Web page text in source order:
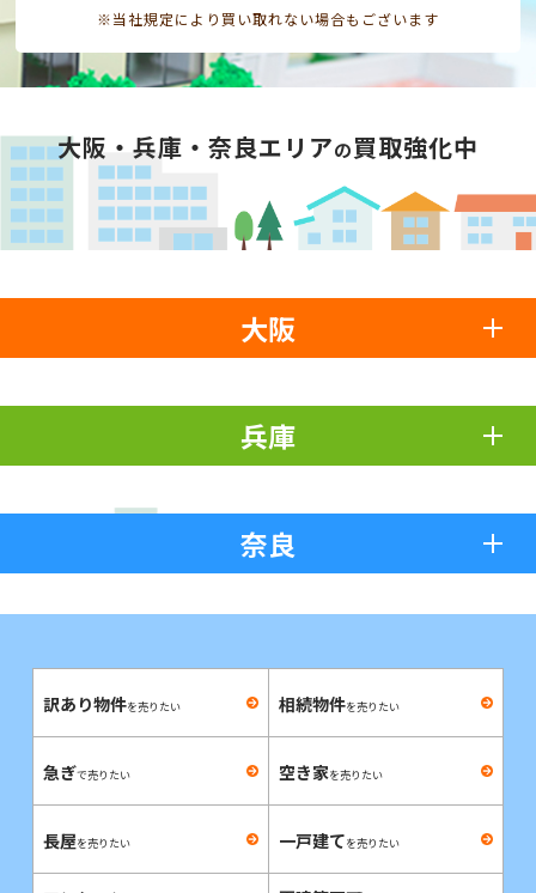
※当社規定により買い取れない場合もございます
大阪・兵庫・奈良エリアの買取強化中
大阪
兵庫
奈良
訳あり物件を売りたい 相続物件を売りたい
急ぎで売りたい 空き家を売りたい
長屋を売りたい 一戸建てを売りたい